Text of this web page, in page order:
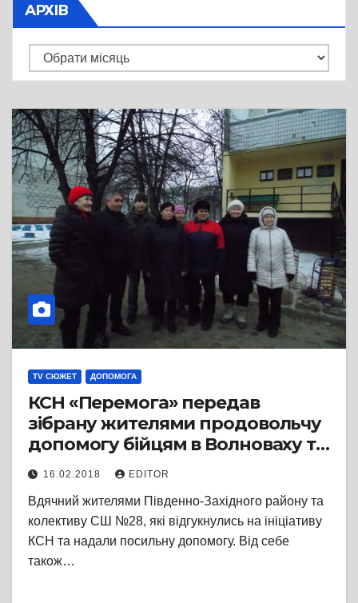
АРХІВ
Архів
TV СЮЖЕТ ДОПОМОГА
КСН «Перемога» передав
зібрану жителями продовольчу
допомогу бійцям в Волноваху та
Авдієвку
16.02.2018 EDITOR
Вдячний жителями Південно-Західного району та
колективу СШ №28, які відгукнулись на ініціативу
КСН та надали посильну допомогу. Від себе
також…